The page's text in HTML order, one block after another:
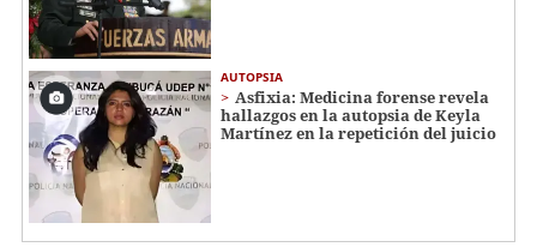
AUTOPSIA
Asfixia: Medicina forense revela
hallazgos en la autopsia de Keyla
Martínez en la repetición del juicio